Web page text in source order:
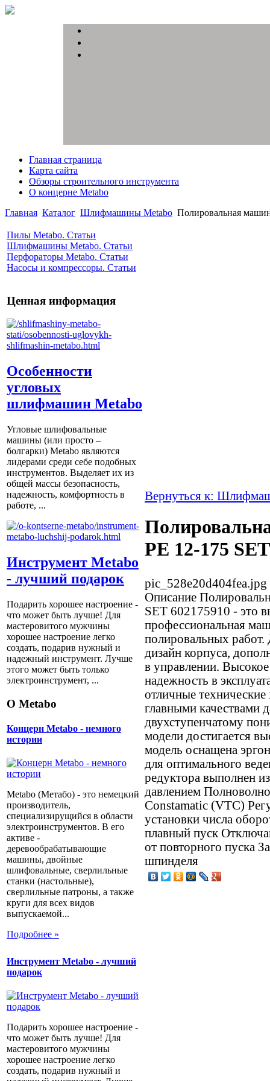
Главная страница
Карта сайта
Обзоры строительного инструмента
О концерне Metabo
Главная Каталог Шлифмашины Metabo Полировальная
Пилы Metabo. Статьи
Шлифмашины Metabo. Статьи
Перфораторы Metabo. Статьи
Насосы и компрессоры. Статьи
Ценная информация
Особенности
угловых
шлифмашин Metabo
Угловые шлифовальные
машины (или просто –
болгарки) Мetabo являются
лидерами среди себе подобных
инструментов. Выделяет их из
общей массы безопасность,
надежность, комфортность в
работе, ...
Инструмент Metabo
- лучший подарок
Подарить хорошее настроение -
что может быть лучше! Для
мастеровитого мужчины
хорошее настроение легко
создать, подарив нужный и
надежный инструмент. Лучше
этого может быть только
электроинструмент, ...
О Metabo
Концерн Metabo - немного
истории
Metabo (Метабо) - это немецкий
производитель,
специализирущийся в области
электроинструментов. В его
активе -
деревообрабатывающие
машины, двойные
шлифовальные, сверлильные
станки (настольные),
сверлильные патроны, а также
круги для всех видов
выпускаемой...
Подробнее »
Инструмент Metabo - лучший
подарок
Подарить хорошее настроение -
что может быть лучше! Для
мастеровитого мужчины
хорошее настроение легко
создать, подарив нужный и
Вернуться к:
PE 12-175
pic_528e20d404fea.jpg
Описание
SET 602175910 - это
профессиональная
полировальных
дизайн корпуса,
в управлении.
надежность в
отличные технические
главными качествами
двухступенчатому
модели достигается
модель оснащена
для оптимального
редуктора выполнен
давлением
Constamatic (VTC)
установки числа
плавный пуск
от повторного пуска
шпинделя